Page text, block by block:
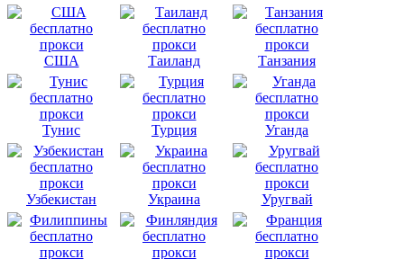
США Таиланд Танзания
Тунис Турция Уганда
Узбекистан Украина Уругвай